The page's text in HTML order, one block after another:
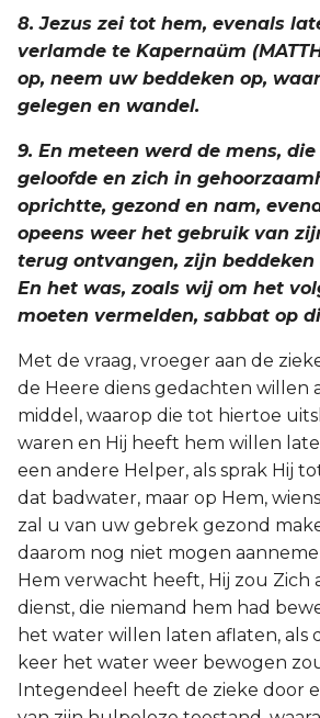
8. Jezus zei tot hem, evenals
verlamde te Kapernaüm
op, neem uw beddeken op,
gelegen en wandel.
9. En meteen werd de mens,
geloofde en zich in
oprichtte, gezond en nam,
opeens weer het gebruik van
terug ontvangen, zijn beddeken
En het was, zoals wij om het
moeten vermelden, sabbat op
Met de vraag, vroeger aan de
de Heere diens gedachten willen
middel, waarop die tot hiertoe
waren en Hij heeft hem willen
een andere Helper, als sprak Hij
dat badwater, maar op Hem,
zal u van uw gebrek gezond
daarom nog niet mogen
Hem verwacht heeft, Hij zou Zich
dienst, die niemand hem had
het water willen laten aflaten, als
keer het water weer bewogen
Integendeel heeft de zieke door